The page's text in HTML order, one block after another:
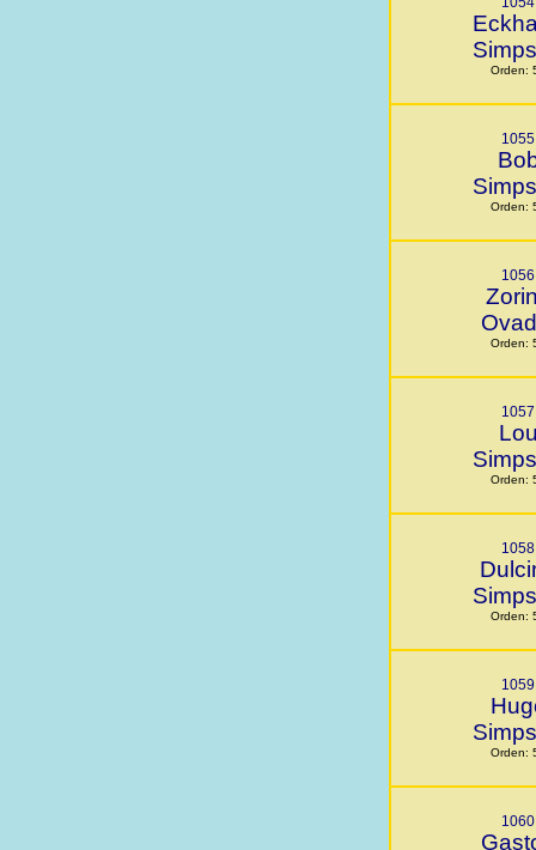
Orden:
1055
Orden:
1056
Orden:
1057
Orden:
1058
Orden:
1059
Orden:
1060